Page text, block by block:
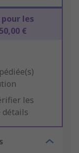
les
€
les
détails